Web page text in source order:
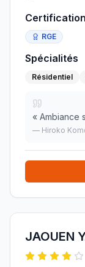
RGE
Spécialités
Résidentiel
« Ambiance
— Hiroko
JAOUEN